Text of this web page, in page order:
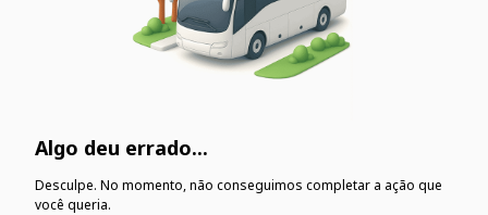
Algo deu errado...
Desculpe. No momento, não conseguimos completar a ação que
você queria.